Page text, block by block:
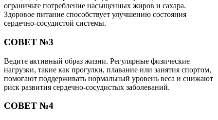
ограничьте потребление насыщенных жиров и сахара.
Здоровое питание способствует улучшению состояния
сердечно-сосудистой системы.
СОВЕТ №3
Ведите активный образ жизни. Регулярные физические
нагрузки, такие как прогулки, плавание или занятия спортом,
помогают поддерживать нормальный уровень веса и снижают
риск развития сердечно-сосудистых заболеваний.
СОВЕТ №4